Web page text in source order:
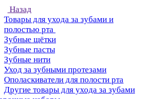
Назад
Товары для ухода за зубами и
полостью рта
Зубные щётки
Зубные пасты
Зубные нити
Уход за зубными протезами
Ополаскиватели для полости рта
Другие товары для ухода за зубами